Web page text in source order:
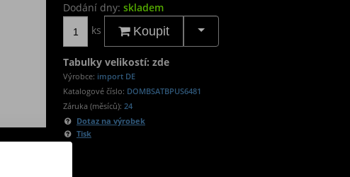
Dodání dny: skladem
ks
Koupit
Tabulky velikostí: zde
Výrobce: import DE
Katalogové číslo: DOMBSATBPUS6481
Záruka (měsíců): 24
Dotaz na výrobek
Tisk